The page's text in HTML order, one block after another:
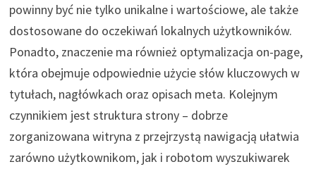
powinny być nie tylko unikalne i wartościowe, ale także
dostosowane do oczekiwań lokalnych użytkowników.
Ponadto, znaczenie ma również optymalizacja on-page,
która obejmuje odpowiednie użycie słów kluczowych w
tytułach, nagłówkach oraz opisach meta. Kolejnym
czynnikiem jest struktura strony – dobrze
zorganizowana witryna z przejrzystą nawigacją ułatwia
zarówno użytkownikom, jak i robotom wyszukiwarek